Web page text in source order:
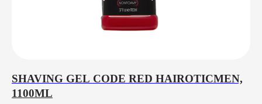
SHAVING GEL CODE RED HAIROTICMEN,
1100ML